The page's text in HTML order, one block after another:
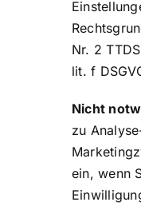
Nr. 2
lit. f
Nicht
zu
ein, wenn